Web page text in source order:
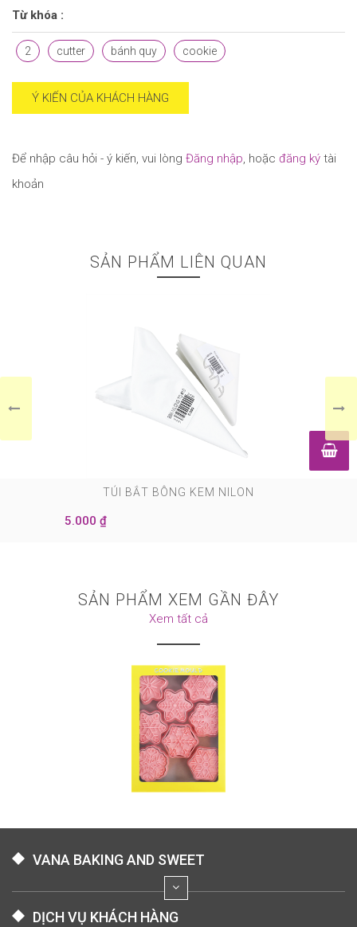
Từ khóa :
2 cutter bánh quy cookie
Ý KIẾN CỦA KHÁCH HÀNG
Để nhập câu hỏi - ý kiến, vui lòng Đăng nhập, hoặc đăng ký tài
khoản
SẢN PHẨM LIÊN QUAN
TÚI BẮT BÔNG KEM NILON
5.000 ₫
SẢN PHẨM XEM GẦN ĐÂY
Xem tất cả
VANA BAKING AND SWEET
DỊCH VỤ KHÁCH HÀNG